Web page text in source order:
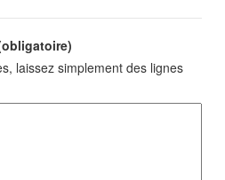
laissez simplement des lignes